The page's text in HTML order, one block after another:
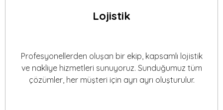
Lojistik
Profesyonellerden oluşan bir ekip, kapsamlı lojistik
ve nakliye hizmetleri sunuyoruz. Sunduğumuz tüm
çözümler, her müşteri için ayrı ayrı oluşturulur.